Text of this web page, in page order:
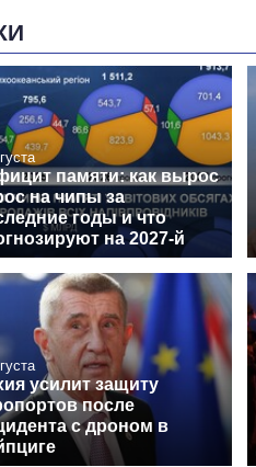
памяти: как вырос
на чипы за
годы и что
на 2027-й
усилит защиту
после
с дроном в